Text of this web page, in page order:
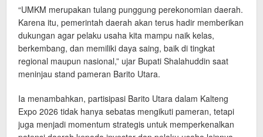
“UMKM merupakan tulang punggung perekonomian daerah.
Karena itu, pemerintah daerah akan terus hadir memberikan
dukungan agar pelaku usaha kita mampu naik kelas,
berkembang, dan memiliki daya saing, baik di tingkat
regional maupun nasional,” ujar Bupati Shalahuddin saat
meninjau stand pameran Barito Utara.
Ia menambahkan, partisipasi Barito Utara dalam Kalteng
Expo 2026 tidak hanya sebatas mengikuti pameran, tetapi
juga menjadi momentum strategis untuk memperkenalkan